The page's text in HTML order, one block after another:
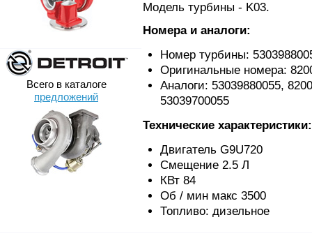
Всего в каталоге
предложений
Модель турбины - K03.
Номера и аналоги:
Номер турбины:
Оригинальные номера:
Аналоги: 53039880055,
53039700055
Технические характеристики:
Двигатель G9U720
Смещение 2.5 Л
КВт 84
Об / мин макс 3500
Топливо: дизельное